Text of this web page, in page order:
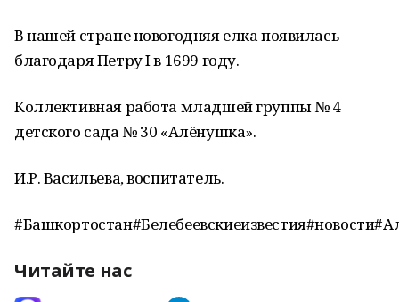
В нашей стране новогодняя елка появилась
благодаря Петру I в 1699 году.
Коллективная работа младшей группы № 4
детского сада № 30 «Алёнушка».
И.Р. Васильева, воспитатель.
Читайте нас